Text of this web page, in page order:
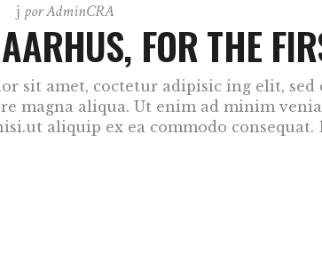
porAdminCRA
FOR THE
sit amet, coctetur adipisic ing elit,
magna aliqua. Ut enim ad minim
aliquip ex ea commodo